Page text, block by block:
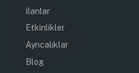
İlanlar
Etkinlikler
Ayrıcalıklar
Blog